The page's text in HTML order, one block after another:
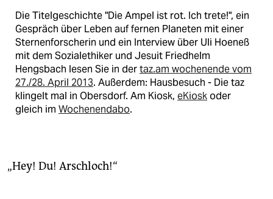
Die Titelgeschichte "Die Ampel ist rot. Ich trete!", ein
Gespräch über Leben auf fernen Planeten mit einer
Sternenforscherin und ein Interview über Uli Hoeneß
mit dem Sozialethiker und Jesuit Friedhelm
Hengsbach lesen Sie in dertaz.am wochenende vom
27./28. April 2013. Außerdem: Hausbesuch - Die taz
klingelt mal in Obersdorf. Am Kiosk, eKioskoder
gleich im Wochenendabo.
„Hey! Du! Arschloch!“